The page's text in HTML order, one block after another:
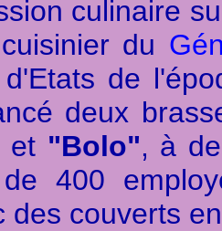
culinaire
du
de
deux
et "Bolo", à
400
des couverts